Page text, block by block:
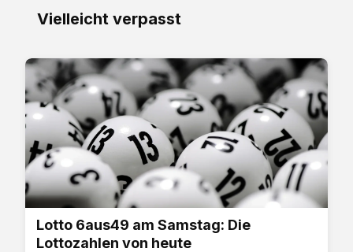
Vielleicht verpasst
Lotto 6aus49 am Samstag: Die
Lottozahlen von heute